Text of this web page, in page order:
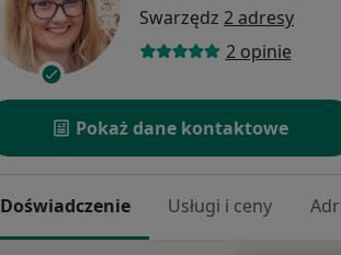
Swarzędz 2 adresy
2 opinie
Pokaż dane kontaktowe
Doświadczenie Usługi i ceny